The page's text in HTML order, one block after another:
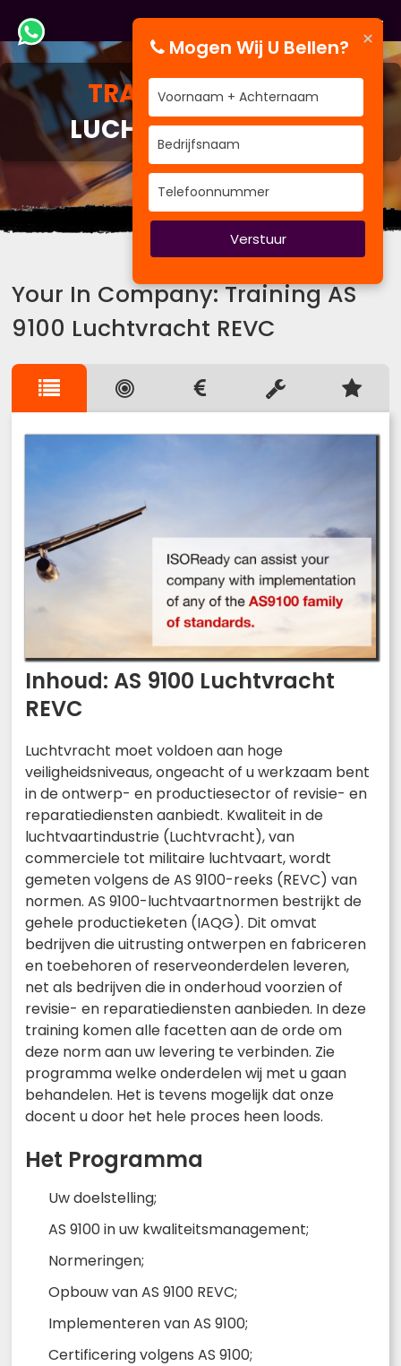
TRAININGAS 9100
LUCHTVRACHT REVC
Wij kennen de weg.
Your In Company: Training AS
9100 Luchtvracht REVC
Inhoud: AS 9100 Luchtvracht
REVC
Luchtvracht moet voldoen aan hoge
veiligheidsniveaus, ongeacht of u werkzaam bent
in de ontwerp- en productiesector of revisie- en
reparatiediensten aanbiedt. Kwaliteit in de
luchtvaartindustrie (Luchtvracht), van
commerciele tot militaire luchtvaart, wordt
gemeten volgens de AS 9100-reeks (REVC) van
normen. AS 9100-luchtvaartnormen bestrijkt de
gehele productieketen (IAQG). Dit omvat
bedrijven die uitrusting ontwerpen en fabriceren
en toebehoren of reserveonderdelen leveren,
net als bedrijven die in onderhoud voorzien of
revisie- en reparatiediensten aanbieden. In deze
training komen alle facetten aan de orde om
deze norm aan uw levering te verbinden. Zie
programma welke onderdelen wij met u gaan
behandelen. Het is tevens mogelijk dat onze
docent u door het hele proces heen loods.
Het Programma
Uw doelstelling;
AS 9100 in uw kwaliteitsmanagement;
Normeringen;
Opbouw van AS 9100 REVC;
Implementeren van AS 9100;
Certificering volgens AS 9100;
×
Mogen Wij U Bellen?
Verstuur